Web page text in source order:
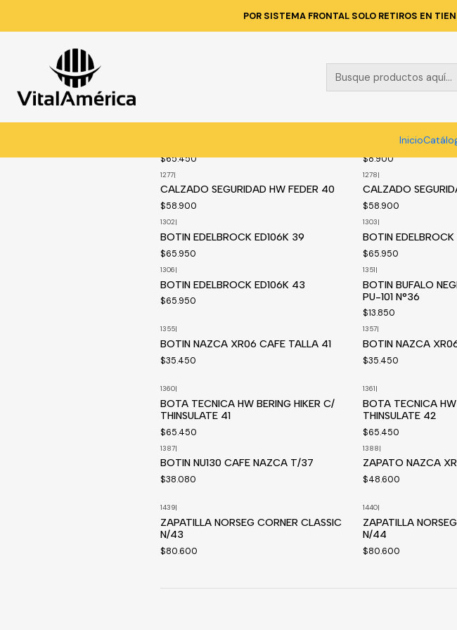
Inicio
POR SISTEMA FRONTAL SOLO RETIROS EN
Inicio Catálogo
ZAPATO
Disponible a pedido
$65.450 $8.900
1277|
CALZADO SEGURIDAD HW FEDER 40
$58.900
1278|
CALZADO
$58.900
1302|
BOTIN EDELBROCK ED106K 39
$65.950
1303|
BOTIN
$65.950
1306|
BOTIN EDELBROCK ED106K 43
$65.950
1351|
BOTIN BUFALO
PU-101 N°36
$13.850
1355|
BOTIN NAZCA XR06 CAFE TALLA 41
$35.450
1357|
BOTIN NAZCA
$35.450
1360|
BOTA TECNICA HW BERING HIKER C/
THINSULATE 41
$65.450
1361|
BOTA TECNICA HW
THINSULATE 42
$65.450
1387|
BOTIN NU130 CAFE NAZCA T/37
$38.080
1388|
ZAPATO NAZCA
$48.600
1439|
ZAPATILLA NORSEG CORNER CLASSIC
N/43
$80.600
1440|
ZAPATILLA
N/44
$80.600